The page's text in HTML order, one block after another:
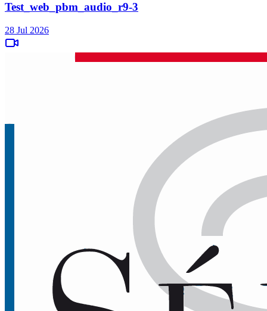
Test_web_pbm_audio_r9-3
28 Jul 2026